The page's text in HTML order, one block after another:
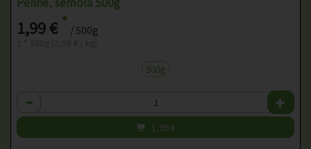
1,99 €* / 500g
500g
Anzahl
1,99€